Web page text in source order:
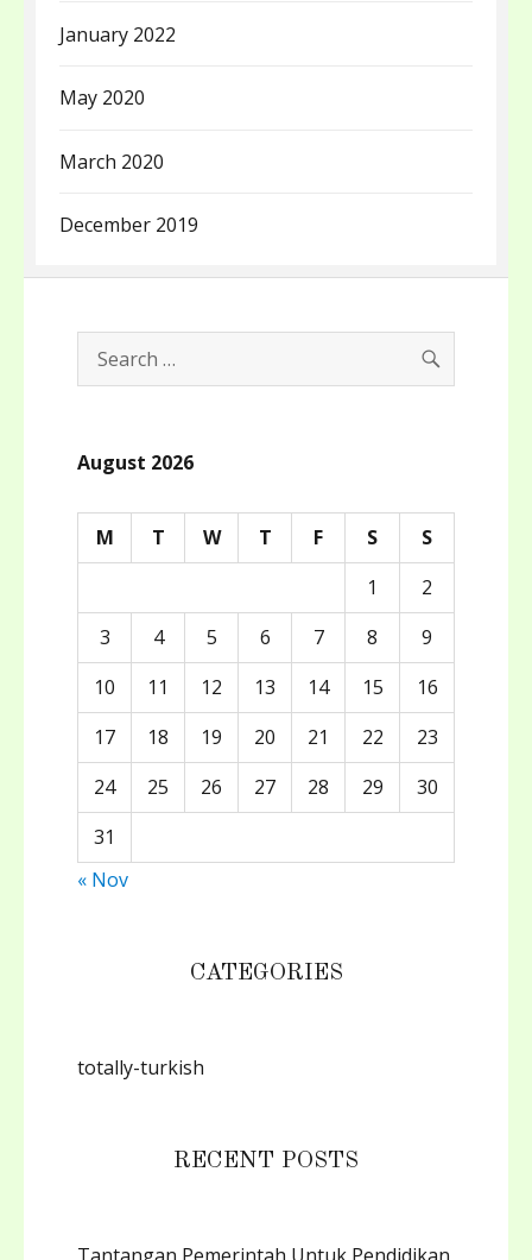
January 2022
May 2020
March 2020
December 2019
Search
for:
August 2026
M T W T F S
S
1
2
3
4 5 6 7 8
9
10
11 12 13 14 15
16
17
18 19 20 21 22
23
24
25 26 27 28 29
30
31
« Nov
CATEGORIES
totally-turkish
RECENT POSTS